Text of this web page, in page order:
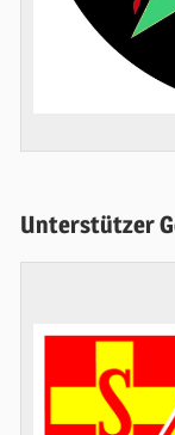
Unterstützer